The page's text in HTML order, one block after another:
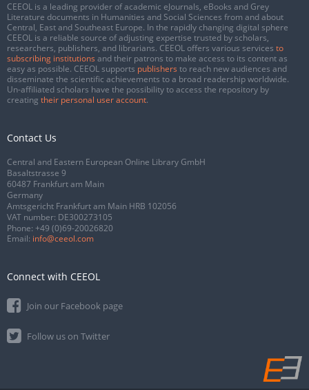
CEEOL is a leading provider of academic eJournals, eBooks and Grey
Literature documents in Humanities and Social Sciences from and about
Central, East and Southeast Europe. In the rapidly changing digital sphere
CEEOL is a reliable source of adjusting expertise trusted by scholars,
researchers, publishers, and librarians. CEEOL offers various services to
subscribing institutions and their patrons to make access to its content as
easy as possible. CEEOL supports publishers to reach new audiences and
disseminate the scientific achievements to a broad readership worldwide.
Un-affiliated scholars have the possibility to access the repository by
creating their personal user account.
Contact Us
Central and Eastern European Online Library GmbH
Basaltstrasse 9
60487 Frankfurt am Main
Germany
Amtsgericht Frankfurt am Main HRB 102056
VAT number: DE300273105
Phone: +49 (0)69-20026820
Email: info@ceeol.com
Connect with CEEOL
Join our Facebook page
Follow us on Twitter